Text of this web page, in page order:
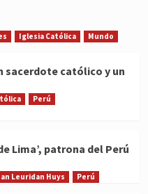
Iglesia Católica Mundo
sacerdote católico y un
Perú
Lima’, patrona del Perú
Leuridan Huys Perú